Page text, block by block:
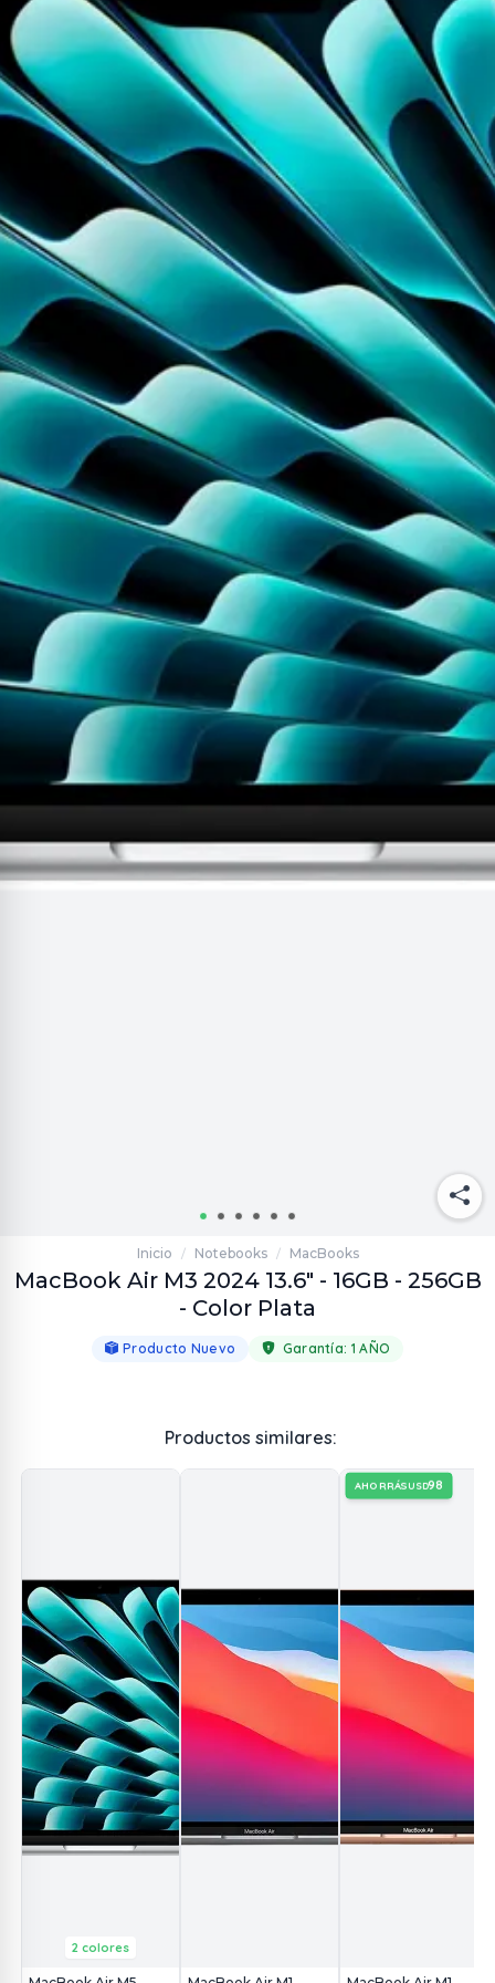
Inicio / Notebooks / MacBooks
MacBook Air M3 2024 13.6" - 16GB - 256GB
- Color Plata
Producto Nuevo Garantía: 1 AÑO
Productos similares:
2 colores
AHORRÁSUSD98